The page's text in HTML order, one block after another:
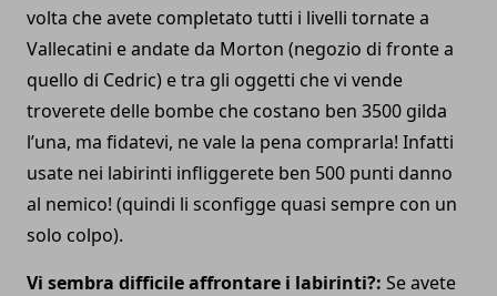
volta che avete completato tutti i livelli tornate a
Vallecatini e andate da Morton (negozio di fronte a
quello di Cedric) e tra gli oggetti che vi vende
troverete delle bombe che costano ben 3500 gilda
l’una, ma fidatevi, ne vale la pena comprarla! Infatti
usate nei labirinti infliggerete ben 500 punti danno
al nemico! (quindi li sconfigge quasi sempre con un
solo colpo).
Vi sembra difficile affrontare i labirinti?: Se avete